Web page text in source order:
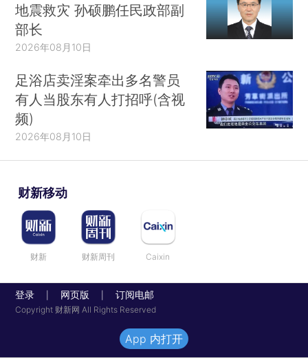
地震救灾 孙硕鹏任民政部副
部长
2026年08月10日
足浴店卖淫案牵出多名警员
有人当股东有人打招呼(含视
频)
2026年08月10日
财新移动
财新 财新周刊 Caixin
登录 网页版 订阅电邮
Copyright 财新网 All Rights Reserved
App 内打开